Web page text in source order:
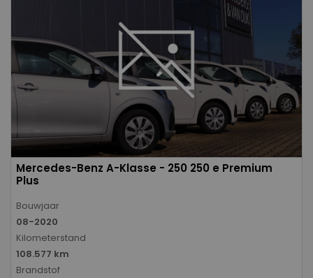
Mercedes-Benz A-Klasse - 250 250 e Premium
Plus
Bouwjaar
08-2020
Kilometerstand
108.577 km
Brandstof